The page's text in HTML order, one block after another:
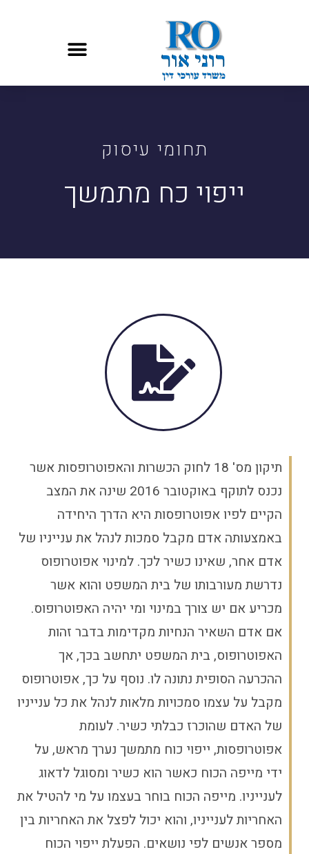
תחומי עיסוק
ייפוי כח מתמשך
תיקון מס' 18 לחוק הכשרות והאפוטרופסות אשר
נכנס לתוקף באוקטובר 2016 שינה את המצב
הקיים לפיו אפוטרופסות היא הדרך היחידה
באמצעותה אדם מקבל סמכות לנהל את ענייניו של
אדם אחר, שאינו כשיר לכך. למינוי אפוטרופוס
נדרשת מעורבותו של בית המשפט והוא אשר
מכריע אם יש צורך במינוי ומי יהיה האפוטרופוס.
אם אדם השאיר הנחיות מקדימות בדבר זהות
האפוטרופוס, בית המשפט יתחשב בכך, אך
ההכרעה הסופית נתונה לו. נוסף על כך, אפוטרופוס
מקבל על עצמו סמכויות מלאות לנהל את כל ענייניו
של האדם שהוכרז כבלתי כשיר. לעומת
אפוטרופסות, ייפוי כוח מתמשך נערך מראש, על
ידי מייפה הכוח כאשר הוא כשיר ומסוגל לדאוג
לענייניו. מייפה הכוח בוחר בעצמו על מי להטיל את
האחריות לענייניו, והוא יכול לפצל את האחריות בין
מספר אנשים לפי נושאים. הפעלת ייפוי הכוח